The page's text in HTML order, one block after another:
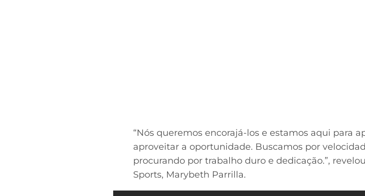
“Nós queremos encorajá-los e estamos aqui para
aproveitar a oportunidade. Buscamos por
procurando por trabalho duro e dedicação.”,
Sports, Marybeth Parrilla.